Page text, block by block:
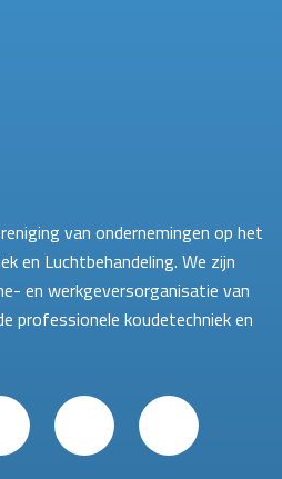
van ondernemingen op het
en Luchtbehandeling. We zijn
en werkgeversorganisatie van
professionele koudetechniek en